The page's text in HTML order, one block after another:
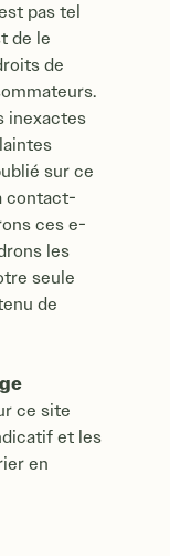
pas tel
de le
de
inexactes
sur ce
contact-
ces e-
les
seule
de
ce site
et les
en